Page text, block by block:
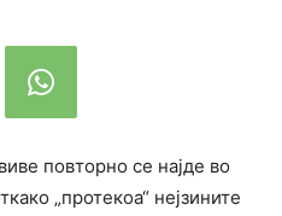
повторно се најде во
„протекоа“ нејзините